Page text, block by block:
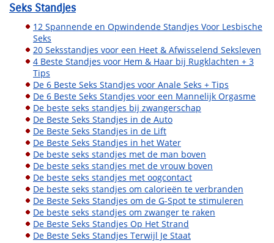
Seks Standjes
12 Spannende en Opwindende Standjes Voor Lesbische
Seks
20 Seksstandjes voor een Heet & Afwisselend Seksleven
4 Beste Standjes voor Hem & Haar bij Rugklachten + 3
Tips
De 6 Beste Seks Standjes voor Anale Seks + Tips
De 6 Beste Seks Standjes voor een Mannelijk Orgasme
De beste seks standjes bij zwangerschap
De Beste Seks Standjes in de Auto
De Beste Seks Standjes in de Lift
De Beste Seks Standjes in het Water
De beste seks standjes met de man boven
De beste seks standjes met de vrouw boven
De beste seks standjes met oogcontact
De beste seks standjes om calorieën te verbranden
De Beste Seks Standjes om de G-Spot te stimuleren
De beste seks standjes om zwanger te raken
De Beste Seks Standjes Op Het Strand
De Beste Seks Standjes Terwijl Je Staat